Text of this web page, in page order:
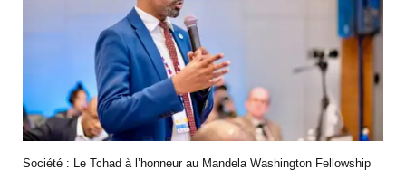
Société : Le Tchad à l’honneur au Mandela Washington Fellowship